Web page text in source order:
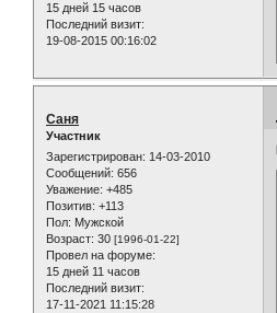
15 дней 15 часов
Последний визит:
19-08-2015 00:16:02
Саня
Участник
Зарегистрирован: 14-03-2010
Сообщений: 656
Уважение: +485
Позитив: +113
Пол: Мужской
Возраст: 30 [1996-01-22]
Провел на форуме:
15 дней 11 часов
Последний визит:
17-11-2021 11:15:28